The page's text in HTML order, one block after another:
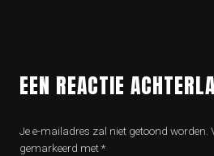
EEN REACTIE
Je e-mailadres zal niet getoond worden.
gemarkeerd met*